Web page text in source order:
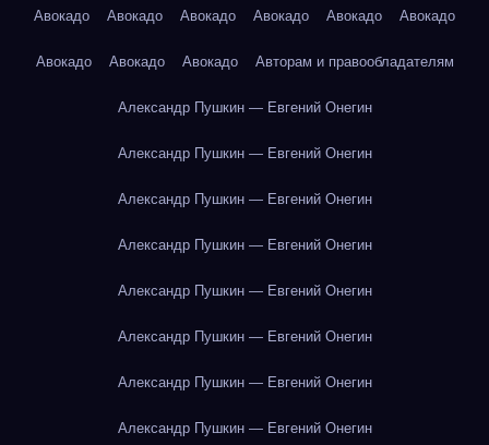
Авокадо Авокадо Авокадо Авокадо Авокадо Авокадо
Авокадо Авокадо Авокадо Авторам и правообладателям
Александр Пушкин — Евгений Онегин
Александр Пушкин — Евгений Онегин
Александр Пушкин — Евгений Онегин
Александр Пушкин — Евгений Онегин
Александр Пушкин — Евгений Онегин
Александр Пушкин — Евгений Онегин
Александр Пушкин — Евгений Онегин
Александр Пушкин — Евгений Онегин